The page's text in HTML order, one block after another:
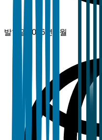
발행일 2026년 3월